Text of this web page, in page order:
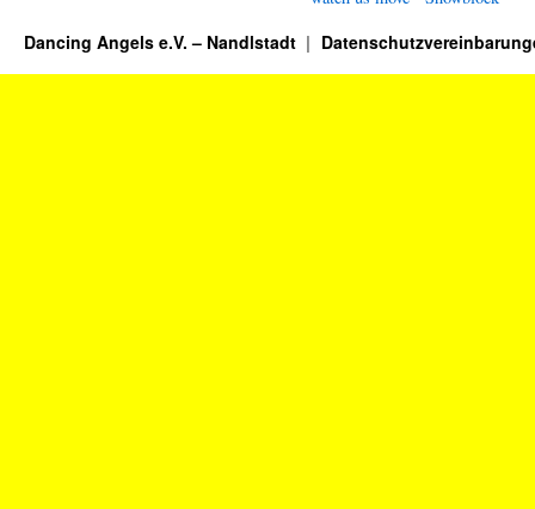
Dancing Angels e.V. – Nandlstadt